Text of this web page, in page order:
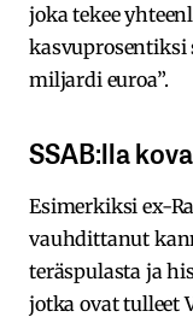
joka tekee
kasvuprosentiksi
miljardi euroa”.
SSAB:lla
Esimerkiksi ex-
vauhdittanut
teräspulasta ja
jotka ovat tulleet